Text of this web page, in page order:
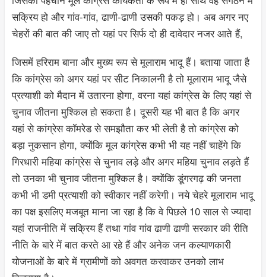
सक्रिय हो और गांव-गांव, ढाणी-ढाणी उसकी पकड़ हो। अब अगर नए
चेहरों की बात की जाए तो यहां पर सिर्फ दो ही दावेदार नजर आते हैं,
जिसमें हरिराम बाना और मुख्य रूप से मूलाराम भादू हैं। बताया जाता है
कि कांग्रेस को अगर यहां पर सीट निकालनी है तो मूलाराम भादू जैसे
प्रत्याशी को मैदान में उतारना होगा, वरना यहां कांग्रेस के लिए यहां से
चुनाव जीतना मुश्किल हो सकता है। दूसरी यह भी बात है कि अगर
यहां से कांग्रेस कॉमरेड से समझौता कर भी लेती है तो कांग्रेस को
बड़ा नुकसान होगा, क्योंकि मूल कांग्रेस कभी भी यह नहीं चाहेंगे कि
गिरधारी महिया कांग्रेस से चुनाव लड़े और अगर महिया चुनाव लड़ते हैं
तो उनका भी चुनाव जीतना मुश्किल है। क्योंकि डूंगरगढ़ की जनता
कभी भी डमी प्रत्याशी को स्वीकार नहीं करेगी। नये चेहरे मूलाराम भादू
का पक्ष इसलिए मजबूत माना जा रहा है कि वे पिछले 10 साल से ज्यादा
यहां राजनीति में सक्रिय हैं तथा गांव गांव ढाणी ढाणी सरकार की रीति
नीति के बारे में बात करते आ रहे हैं और अनेक जन कल्याणकारी
योजनाओं के बारे में ग्रामीणों को अवगत करवाकर उनको लाभ